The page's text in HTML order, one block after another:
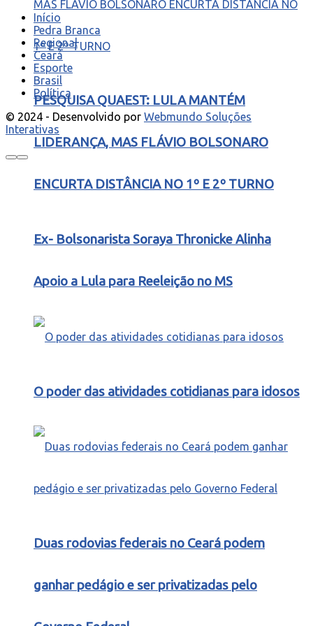
PESQUISA QUAEST: LULA MANTÉM
LIDERANÇA, MAS FLÁVIO BOLSONARO
ENCURTA DISTÂNCIA NO 1º E 2º TURNO
Ex- Bolsonarista Soraya Thronicke Alinha
Apoio a Lula para Reeleição no MS
O poder das atividades cotidianas para idosos
Duas rodovias federais no Ceará podem
ganhar pedágio e ser privatizadas pelo
Início
Pedra Branca
Regional
Ceará
Esporte
Brasil
Política
© 2024 - Desenvolvido por Webmundo Soluções
Interativas